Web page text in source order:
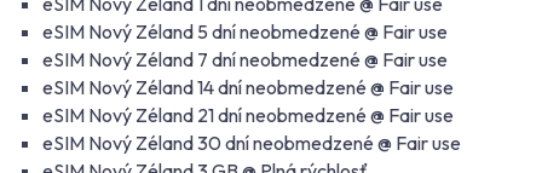
eSIM Nový Zéland 5 dní neobmedzené @ Fair use
eSIM Nový Zéland 7 dní neobmedzené @ Fair use
eSIM Nový Zéland 14 dní neobmedzené @ Fair use
eSIM Nový Zéland 21 dní neobmedzené @ Fair use
eSIM Nový Zéland 30 dní neobmedzené @ Fair use